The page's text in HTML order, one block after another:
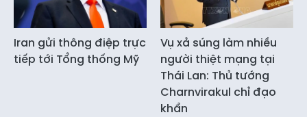
Iran gửi thông điệp trực
tiếp tới Tổng thống Mỹ
Vụ xả súng làm nhiều
người thiệt mạng tại
Thái Lan: Thủ tướng
Charnvirakul chỉ đạo
khẩn